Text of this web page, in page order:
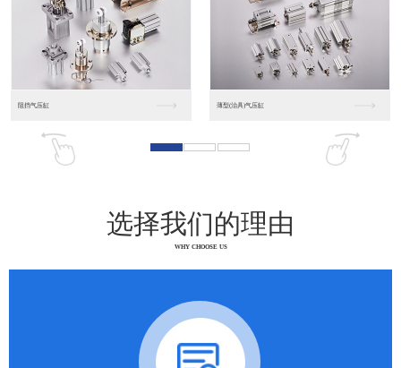
松下人机界面DP10... 数字光钎传感器FX-...
选择我们的理由
WHY CHOOSE US